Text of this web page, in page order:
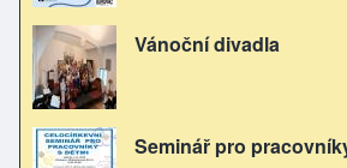
Vánoční divadla
Seminář pro